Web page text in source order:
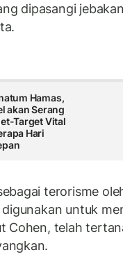
dipasangi
Hamas,
akan Serang
Target Vital
Hari
terorisme
untuk
Cohen, telah